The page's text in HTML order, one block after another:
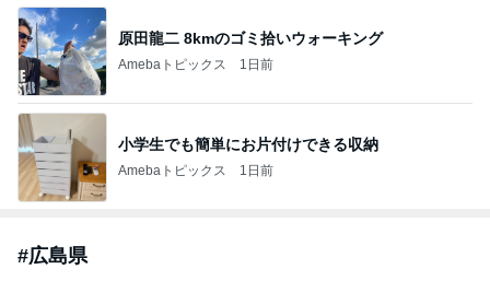
原田龍二 8kmのゴミ拾いウォーキング
Amebaトピックス 1日前
小学生でも簡単にお片付けできる収納
Amebaトピックス 1日前
#広島県